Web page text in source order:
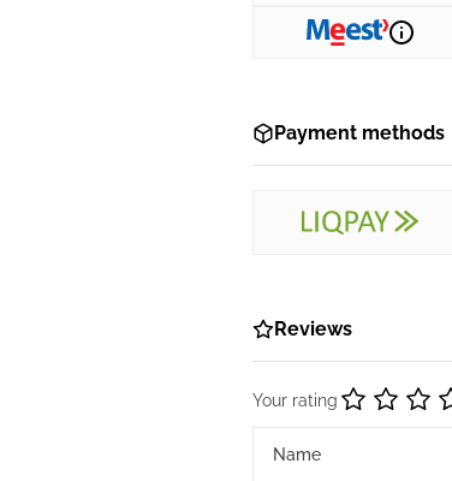
Payment methods
Reviews
Your rating